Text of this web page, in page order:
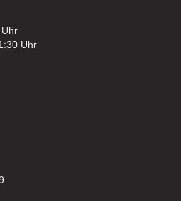
Uhr